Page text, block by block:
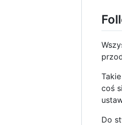
coś
Do